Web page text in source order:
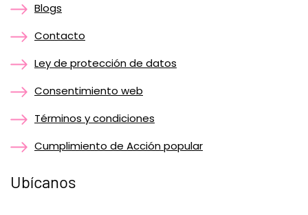
Blogs
Contacto
Ley de protección de datos
Consentimiento web
Términos y condiciones
Cumplimiento de Acción popular
Ubícanos